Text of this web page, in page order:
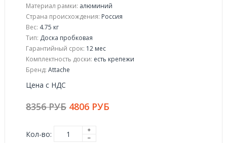
Материал рамки: алюминий
Страна происхождения: Россия
Вес: 4.75 кг
Тип: Доска пробковая
Гарантийный срок: 12 мес
Комплектность доски: есть крепежи
Бренд: Attache
Цена с НДС
8356 РУБ 4806 РУБ
Кол-во: